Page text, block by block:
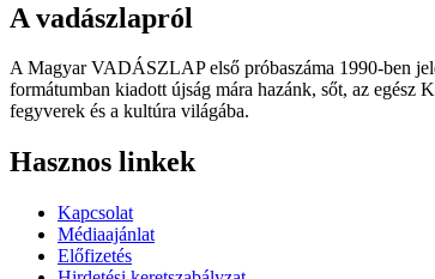
A vadászlapról
A Magyar VADÁSZLAP első próbaszáma 1990-ben
formátumban kiadott újság mára hazánk, sőt, az egész
fegyverek és a kultúra világába.
Hasznos linkek
Kapcsolat
Médiaajánlat
Előfizetés